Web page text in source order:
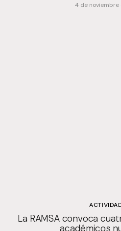
4 de noviembre
La RAMSA convoca
académicos